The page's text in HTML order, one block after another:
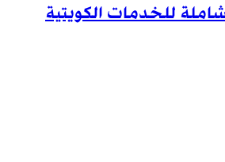
للخدمات الكويتية